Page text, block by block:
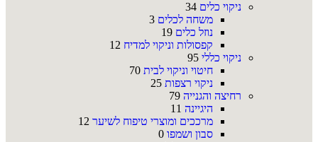
ניקוי כלים 34
משחה לכלים 3
נוזל כלים 19
קפסולות וניקוי למדיח 12
ניקוי כללי 95
חיטוי וניקוי לבית 70
ניקוי רצפות 25
רחיצה והגנייה 79
היגיינה 11
מרככים ומוצרי טיפוח לשיער 12
סבון ושמפו 0